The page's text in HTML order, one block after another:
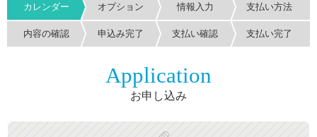
カレンダー オプション 情報入力 支払い方法
内容の確認 申込み完了 支払い確認 支払い完了
Application
お申し込み